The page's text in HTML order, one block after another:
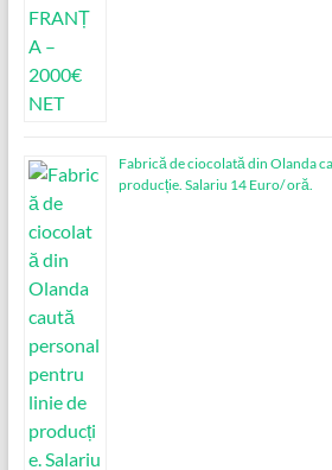
Fabrică de ciocolată din Olanda
producție. Salariu 14 Euro/ oră.